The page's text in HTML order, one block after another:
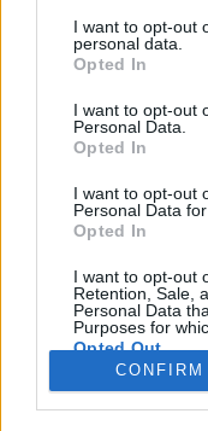
I want to opt-out
personal data.
Opted In
I want to opt-out
Personal Data.
Opted In
I want to opt-out
Personal Data
Opted In
I want to opt-out
Retention, Sale,
Personal Data
Purposes for
Opted Out
CONFIRM
Twitter
Legnanonews.com
Sito di informazione locale
Direttore responsabile:
Redazione: Via Matteotti, 3
20025 Legnano (MI)
Email Direzione:
Email Redazione:
Pubblicità:
Tutti i contenuti originali
consentito l'utilizzo citando